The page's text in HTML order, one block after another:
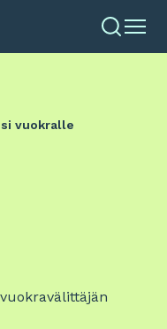
vuokralle